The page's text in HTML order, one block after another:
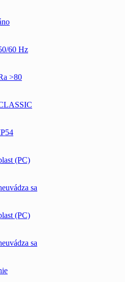
60 Hz
>80
(PC)
sa
(PC)
sa